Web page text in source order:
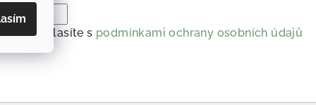
souhlasíte s podmínkami ochrany osobních údajů